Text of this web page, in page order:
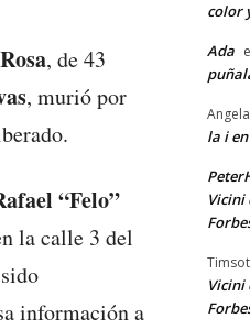
, de 43
, murió por
“Felo”
la calle 3 del
información a
color
Ada
Angela
la i
Vicini
Vicini